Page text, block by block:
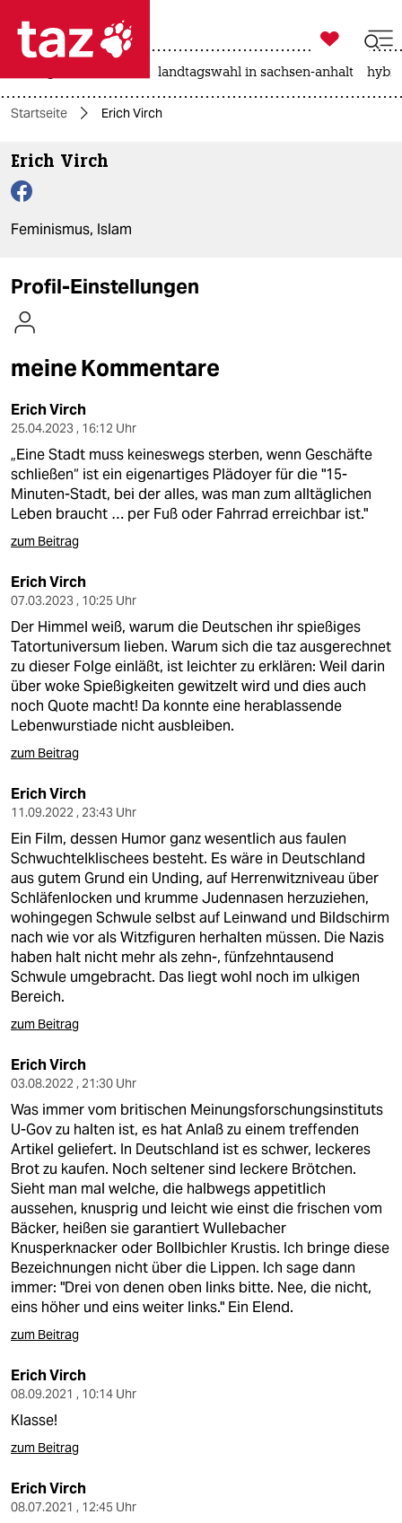
 taz zahl ich
taz zahl ich
themen
politik
gesellschaft
kultur
sport
berlin
nord
wahrheit
verlag
veranstaltungen
shop
fragen & hilfe
unterstützen
epaper login

taz zahl ich
landtagswahl in sachsen-anhalt
Startseite Erich Virch
Erich Virch
Feminismus, Islam
Profil-Einstellungen
meine Kommentare
Erich Virch
25.04.2023 , 16:12 Uhr
„Eine Stadt muss keineswegs sterben, wenn Geschäfte
schließen“ ist ein eigenartiges Plädoyer für die "15-
Minuten-Stadt, bei der alles, was man zum alltäglichen
Leben braucht … per Fuß oder Fahrrad erreichbar ist."
zum Beitrag
Erich Virch
07.03.2023 , 10:25 Uhr
Der Himmel weiß, warum die Deutschen ihr spießiges
Tatortuniversum lieben. Warum sich die taz ausgerechnet
zu dieser Folge einläßt, ist leichter zu erklären: Weil darin
über woke Spießigkeiten gewitzelt wird und dies auch
noch Quote macht! Da konnte eine herablassende
Lebenwurstiade nicht ausbleiben.
zum Beitrag
Erich Virch
11.09.2022 , 23:43 Uhr
Ein Film, dessen Humor ganz wesentlich aus faulen
Schwuchtelklischees besteht. Es wäre in Deutschland
aus gutem Grund ein Unding, auf Herrenwitzniveau über
Schläfenlocken und krumme Judennasen herzuziehen,
wohingegen Schwule selbst auf Leinwand und Bildschirm
nach wie vor als Witzfiguren herhalten müssen. Die Nazis
haben halt nicht mehr als zehn-, fünfzehntausend
Schwule umgebracht. Das liegt wohl noch im ulkigen
Bereich.
zum Beitrag
Erich Virch
03.08.2022 , 21:30 Uhr
Was immer vom britischen Meinungsforschungsinstituts
U-Gov zu halten ist, es hat Anlaß zu einem treffenden
Artikel geliefert. In Deutschland ist es schwer, leckeres
Brot zu kaufen. Noch seltener sind leckere Brötchen.
Sieht man mal welche, die halbwegs appetitlich
aussehen, knusprig und leicht wie einst die frischen vom
Bäcker, heißen sie garantiert Wullebacher
Knusperknacker oder Bollbichler Krustis. Ich bringe diese
Bezeichnungen nicht über die Lippen. Ich sage dann
immer: "Drei von denen oben links bitte. Nee, die nicht,
eins höher und eins weiter links." Ein Elend.
zum Beitrag
Erich Virch
08.09.2021 , 10:14 Uhr
Klasse!
zum Beitrag
Erich Virch
08.07.2021 , 12:45 Uhr